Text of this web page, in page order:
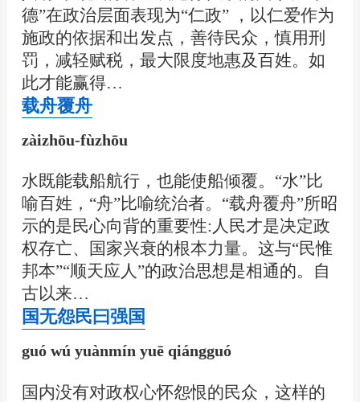
德”在政治层面表现为“仁政” ，以仁爱作为
施政的依据和出发点，善待民众，慎用刑
罚，减轻赋税，最大限度地惠及百姓。如
此才能赢得…
载舟覆舟
zàizhōu-fùzhōu
水既能载船航行，也能使船倾覆。“水”比
喻百姓，“舟”比喻统治者。“载舟覆舟”所昭
示的是民心向背的重要性:人民才是决定政
权存亡、国家兴衰的根本力量。这与“民惟
邦本”“顺天应人”的政治思想是相通的。自
古以来…
国无怨民曰强国
guó wú yuànmín yuē qiángguó
国内没有对政权心怀怨恨的民众，这样的